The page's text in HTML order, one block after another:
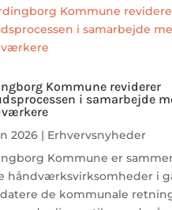
Kommune reviderer
i samarbejde
2026 | Erhvervsnyheder
Kommune er
håndværksvirksomheder i
de kommunale